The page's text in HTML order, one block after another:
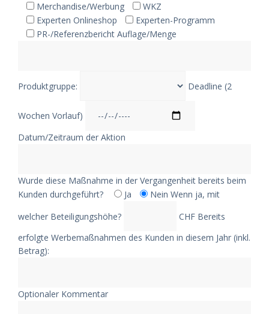
Merchandise/Werbung
WKZ
Experten Onlineshop
Experten-Programm
PR-/Referenzbericht Auflage/Menge
Produktgruppe: Deadline (2
Wochen Vorlauf)
Datum/Zeitraum der Aktion
Wurde diese Maßnahme in der Vergangenheit bereits beim
Kunden durchgeführt?
Ja Nein Wenn ja, mit
welcher Beteiligungshöhe?
CHF Bereits
erfolgte Werbemaßnahmen des Kunden in diesem Jahr (inkl.
Betrag):
Optionaler Kommentar